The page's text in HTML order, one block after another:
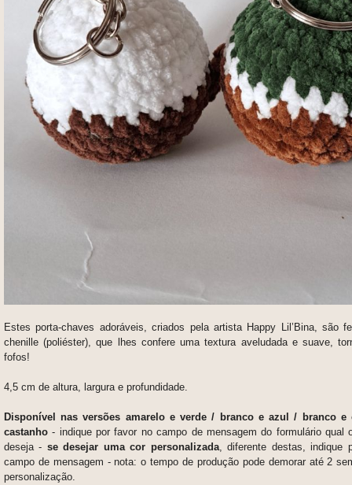
Estes porta-chaves adoráveis, criados pela artista Happy Lil’Bina, são
chenille (poliéster), que lhes confere uma textura aveludada e suave,
fofos!
4,5 cm de altura, largura e profundidade.
Disponível nas versões amarelo e verde / branco e azul / branco e
castanho - indique por favor no campo de mensagem do formulário qual
deseja - se desejar uma cor personalizada, diferente destas, indique
campo de mensagem - nota: otempo de produção pode demorar até 2
personalização.